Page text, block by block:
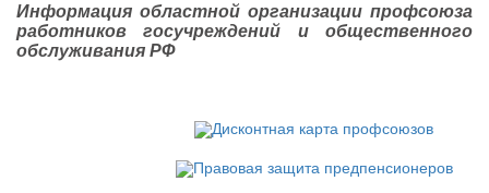
Информация областной организации профсоюза
работников госучреждений и общественного
обслуживания РФ